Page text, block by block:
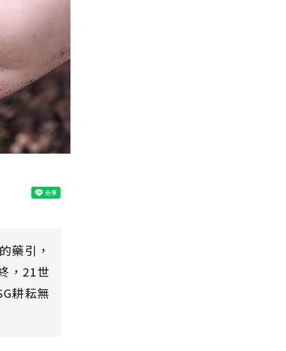
藥引，
，21世
耕耘無